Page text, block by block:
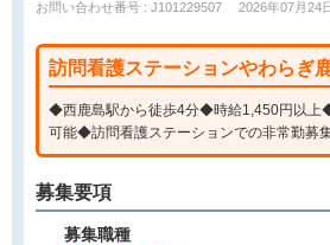
お問い合わせ番号 : J101229507 2026年07月24
訪問看護ステーションやわらぎ
◆西鹿島駅から徒歩4分◆時給1,450円以上
可能◆訪問看護ステーションでの非常勤募
募集要項
募集職種